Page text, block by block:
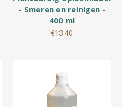
- Smeren en reinigen -
400 ml
€13.40